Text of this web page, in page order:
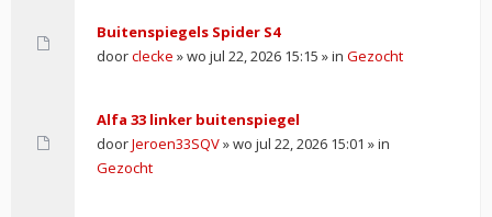
Buitenspiegels Spider S4
doorclecke » wo jul 22, 2026 15:15 » in Gezocht
Alfa 33 linker buitenspiegel
doorJeroen33SQV» wo jul 22, 2026 15:01 » in
Gezocht